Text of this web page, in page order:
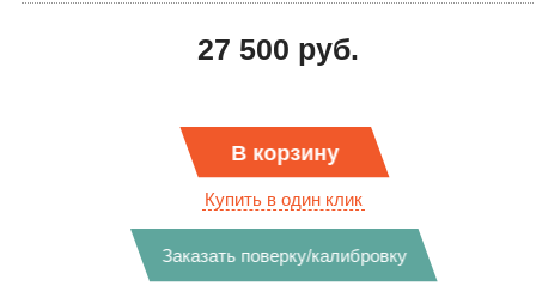
27 500 руб.
В корзину
Купить в один клик
Заказать поверку/калибровку